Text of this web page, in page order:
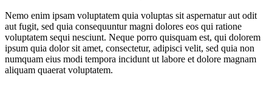
Nemo enim ipsam voluptatem quia voluptas sit aspernatur aut odit
aut fugit, sed quia consequuntur magni dolores eos qui ratione
voluptatem sequi nesciunt. Neque porro quisquam est, qui dolorem
ipsum quia dolor sit amet, consectetur, adipisci velit, sed quia non
numquam eius modi tempora incidunt ut labore et dolore magnam
aliquam quaerat voluptatem.